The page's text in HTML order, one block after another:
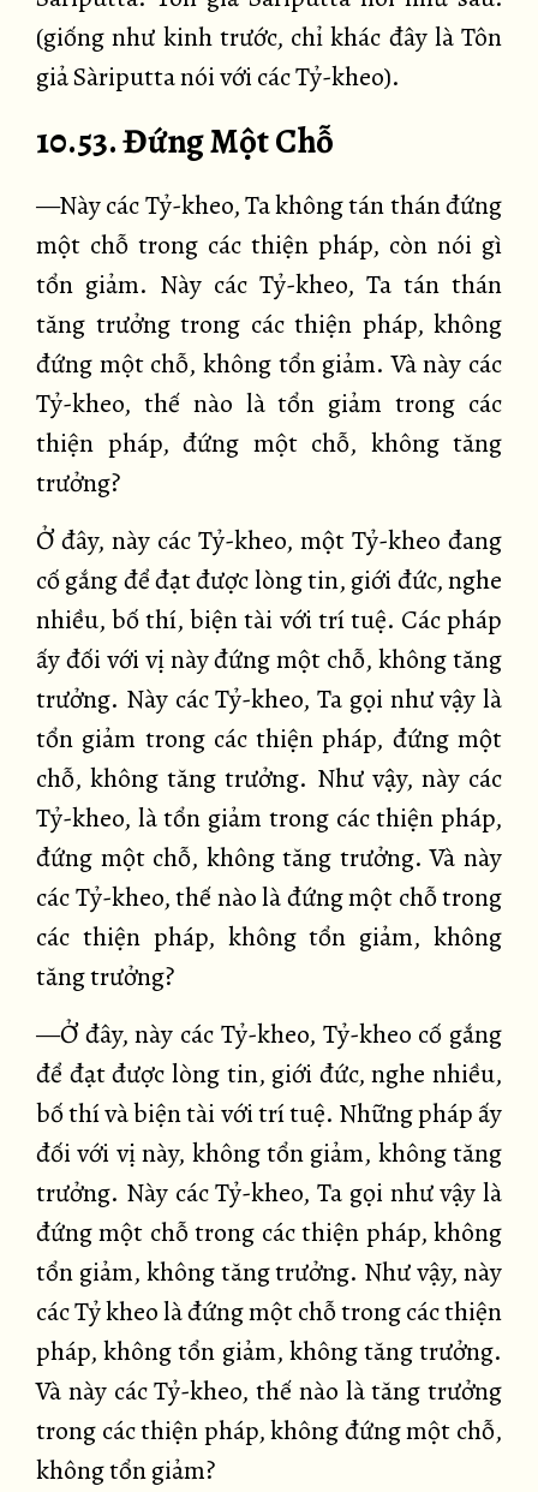
(giống như kinh trước, chỉ khác đây là Tôn
giả Sàriputta nói với các Tỷ-kheo).
10.53. Đứng Một Chỗ
—Này các Tỷ-kheo, Ta không tán thán đứng
một chỗ trong các thiện pháp, còn nói gì
tổn giảm. Này các Tỷ-kheo, Ta tán thán
tăng trưởng trong các thiện pháp, không
đứng một chỗ, không tổn giảm. Và này các
Tỷ-kheo, thế nào là tổn giảm trong các
thiện pháp, đứng một chỗ, không tăng
trưởng?
Ở đây, này các Tỷ-kheo, một Tỷ-kheo đang
cố gắng để đạt được lòng tin, giới đức, nghe
nhiều, bố thí, biện tài với trí tuệ. Các pháp
ấy đối với vị này đứng một chỗ, không tăng
trưởng. Này các Tỷ-kheo, Ta gọi như vậy là
tổn giảm trong các thiện pháp, đứng một
chỗ, không tăng trưởng. Như vậy, này các
Tỷ-kheo, là tổn giảm trong các thiện pháp,
đứng một chỗ, không tăng trưởng. Và này
các Tỷ-kheo, thế nào là đứng một chỗ trong
các thiện pháp, không tổn giảm, không
tăng trưởng?
—Ở đây, này các Tỷ-kheo, Tỷ-kheo cố gắng
để đạt được lòng tin, giới đức, nghe nhiều,
bố thí và biện tài với trí tuệ. Những pháp ấy
đối với vị này, không tổn giảm, không tăng
trưởng. Này các Tỷ-kheo, Ta gọi như vậy là
đứng một chỗ trong các thiện pháp, không
tổn giảm, không tăng trưởng. Như vậy, này
các Tỷ kheo là đứng một chỗ trong các thiện
pháp, không tổn giảm, không tăng trưởng.
Và này các Tỷ-kheo, thế nào là tăng trưởng
trong các thiện pháp, không đứng một chỗ,
không tổn giảm?